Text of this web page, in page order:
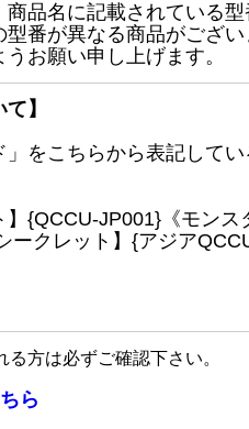
品名に記載されている
番が異なる商品がござ
お願い申し上げます。
】
をこちらから表記して
{QCCU-JP001}《モン
クレット】{アジア
方は必ずご確認下さい。
ら